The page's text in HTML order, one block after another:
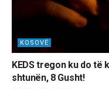
KOSOVË
KEDS tregon ku do
shtunën, 8 Gusht!